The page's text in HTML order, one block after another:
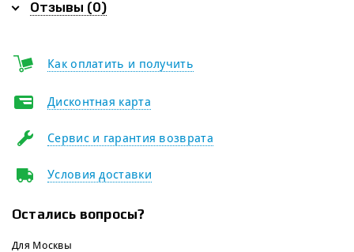
Отзывы (0)
Как оплатить и получить
Дисконтная карта
Сервис и гарантия возврата
Условия доставки
Остались вопросы?
Для Москвы